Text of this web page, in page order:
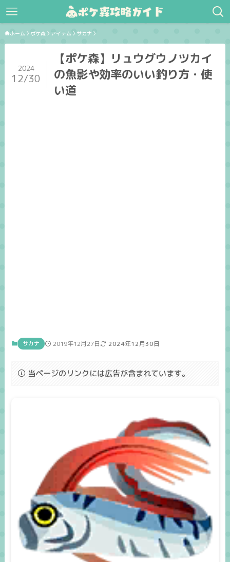
ホーム ポケ森 アイテム サカナ
【ポケ森】リュウグウノツカイ
の魚影や効率のいい釣り方・使
い道
2024
12/30
サカナ 2019年12月27日 2024年12月30日
当ページのリンクには広告が含まれています。